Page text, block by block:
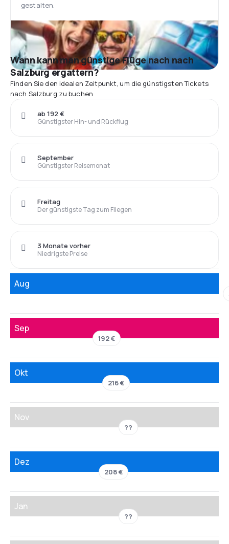
gestalten.
Wann kann man günstige Flüge nach nach
Salzburg ergattern?
Finden Sie den idealen Zeitpunkt, um die günstigsten Tickets
nach Salzburg zu buchen
Günstigster Hin- und Rückflug
ab 192 €
Günstigster Reisemonat
September
Der günstigste Tag zum Fliegen
Freitag
Niedrigste Preise
3 Monate vorher
Aug
Sep
192 €
Okt
216 €
Nov
??
Dez
208 €
Jan
??